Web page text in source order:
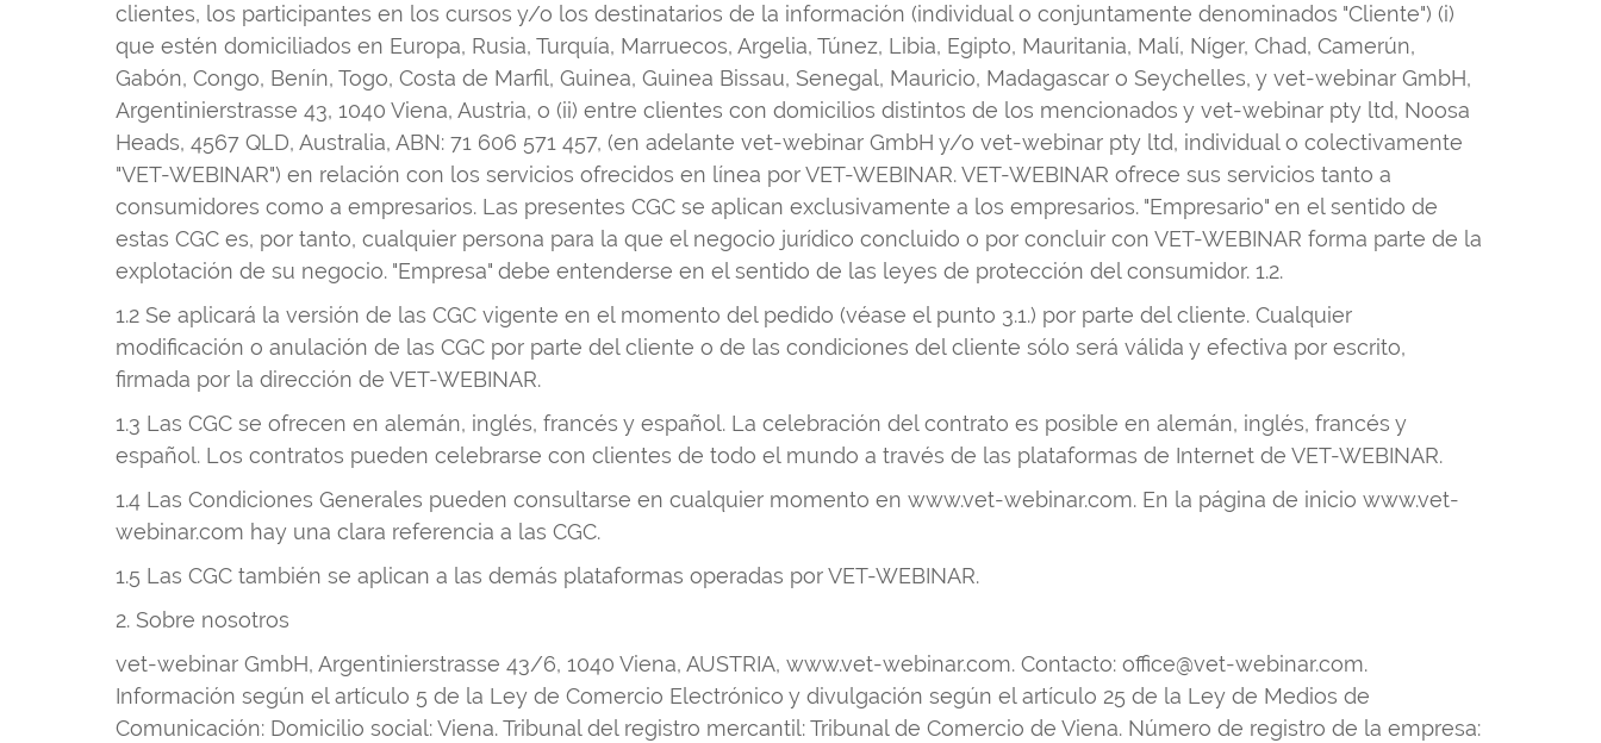
clientes, los participantes en los cursos y/o los destinatarios de la información (individual o conjuntamente denominados "Cliente") (i)
que estén domiciliados en Europa, Rusia, Turquía, Marruecos, Argelia, Túnez, Libia, Egipto, Mauritania, Malí, Níger, Chad, Camerún,
Gabón, Congo, Benín, Togo, Costa de Marfil, Guinea, Guinea Bissau, Senegal, Mauricio, Madagascar o Seychelles, y vet-webinar GmbH,
Argentinierstrasse 43, 1040 Viena, Austria, o (ii) entre clientes con domicilios distintos de los mencionados y vet-webinar pty ltd, Noosa
Heads, 4567 QLD, Australia, ABN: 71 606 571 457, (en adelante vet-webinar GmbH y/o vet-webinar pty ltd, individual o colectivamente
"VET-WEBINAR") en relación con los servicios ofrecidos en línea por VET-WEBINAR. VET-WEBINAR ofrece sus servicios tanto a
consumidores como a empresarios. Las presentes CGC se aplican exclusivamente a los empresarios. "Empresario" en el sentido de
estas CGC es, por tanto, cualquier persona para la que el negocio jurídico concluido o por concluir con VET-WEBINAR forma parte de la
explotación de su negocio. "Empresa" debe entenderse en el sentido de las leyes de protección del consumidor. 1.2.
1.2 Se aplicará la versión de las CGC vigente en el momento del pedido (véase el punto 3.1.) por parte del cliente. Cualquier
modificación o anulación de las CGC por parte del cliente o de las condiciones del cliente sólo será válida y efectiva por escrito,
firmada por la dirección de VET-WEBINAR.
1.3 Las CGC se ofrecen en alemán, inglés, francés y español. La celebración del contrato es posible en alemán, inglés, francés y
español. Los contratos pueden celebrarse con clientes de todo el mundo a través de las plataformas de Internet de VET-WEBINAR.
1.4 Las Condiciones Generales pueden consultarse en cualquier momento en www.vet-webinar.com. En la página de inicio www.vet-
webinar.com hay una clara referencia a las CGC.
1.5 Las CGC también se aplican a las demás plataformas operadas por VET-WEBINAR.
2. Sobre nosotros
vet-webinar GmbH, Argentinierstrasse 43/6, 1040 Viena, AUSTRIA, www.vet-webinar.com. Contacto: office@vet-webinar.com.
Información según el artículo 5 de la Ley de Comercio Electrónico y divulgación según el artículo 25 de la Ley de Medios de
Comunicación: Domicilio social: Viena. Tribunal del registro mercantil: Tribunal de Comercio de Viena. Número de registro de la empresa: